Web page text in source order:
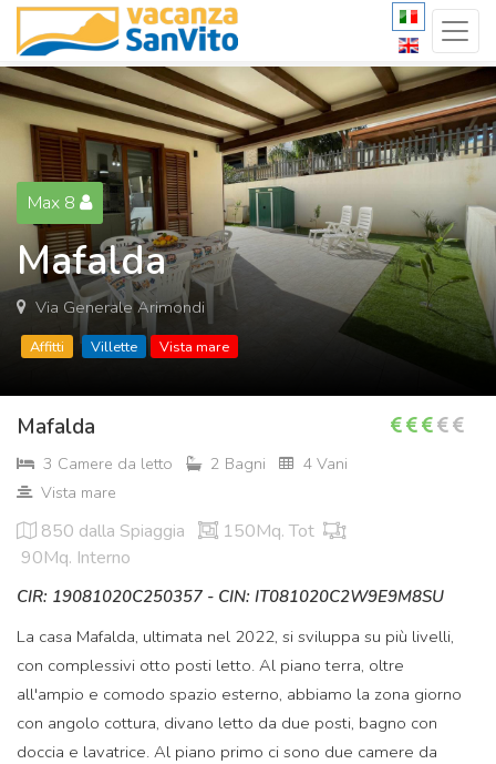
Max 8
Mafalda
Via Generale Arimondi
Affitti Villette Vista mare
Mafalda
3 Camere da letto 2 Bagni
4 Vani
Vista mare
850 dalla Spiaggia
150Mq. Tot
90Mq. Interno
CIR: 19081020C250357 - CIN: IT081020C2W9E9M8SU
La casa Mafalda, ultimata nel 2022, si sviluppa su più livelli,
con complessivi otto posti letto. Al piano terra, oltre
all'ampio e comodo spazio esterno, abbiamo la zona giorno
con angolo cottura, divano letto da due posti, bagno con
doccia e lavatrice. Al piano primo ci sono due camere da